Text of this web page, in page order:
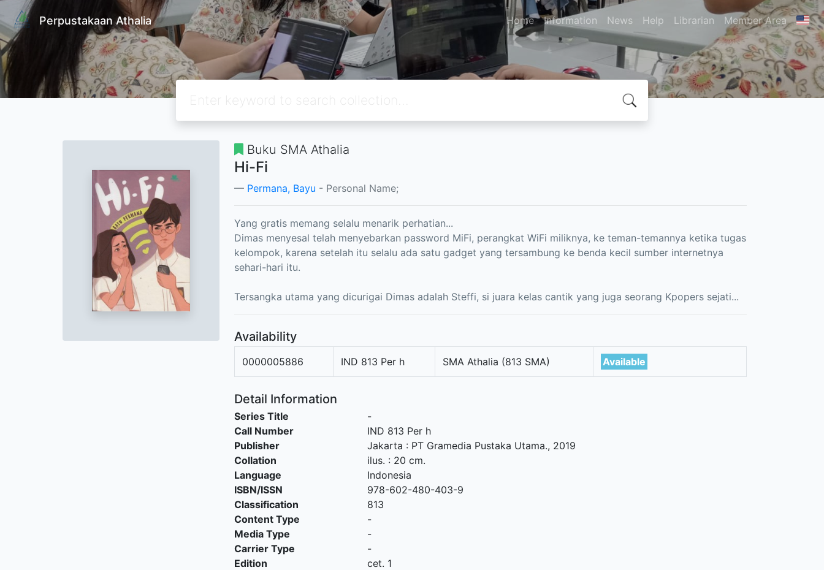
Perpustakaan Athalia Home Information News Help Librarian Member Area
Buku SMA Athalia
Hi-Fi
Permana, Bayu - Personal Name;
Yang gratis memang selalu menarik perhatian...
Dimas menyesal telah menyebarkan password MiFi, perangkat WiFi miliknya, ke teman-temannya ketika tugas
kelompok, karena setelah itu selalu ada satu gadget yang tersambung ke benda kecil sumber internetnya
sehari-hari itu.
Tersangka utama yang dicurigai Dimas adalah Steffi, si juara kelas cantik yang juga seorang Kpopers sejati...
Availability
0000005886 IND 813 Per h SMA Athalia (813 SMA) Available
Detail Information
Series Title
-
Call Number
IND 813 Per h
Publisher
Jakarta : PT Gramedia Pustaka Utama., 2019
Collation
ilus. : 20 cm.
Language
Indonesia
ISBN/ISSN
978-602-480-403-9
Classification
813
Content Type
-
Media Type
-
Carrier Type
-
Edition
cet. 1